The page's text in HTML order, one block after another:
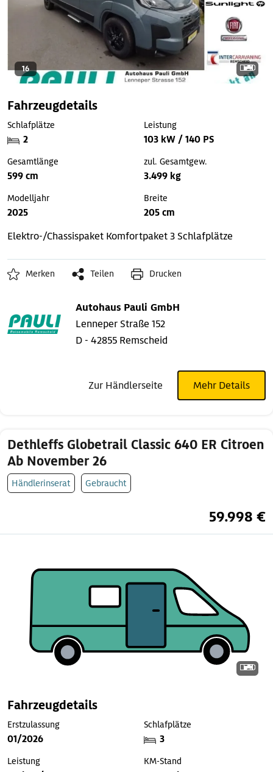
16
Fahrzeugdetails
Schlafplätze
2
Leistung
103 kW / 140 PS
Gesamtlänge
599 cm
zul. Gesamtgew.
3.499 kg
Modelljahr
2025
Breite
205 cm
Elektro-/Chassispaket Komfortpaket3 Schlafplätze
Merken Teilen Drucken
Autohaus Pauli GmbH
Lenneper Straße 152
D - 42855 Remscheid
Zur Händlerseite Mehr Details
Dethleffs Globetrail Classic 640 ER Citroen
Ab November 26
Händlerinserat Gebraucht
59.998 €
Fahrzeugdetails
Erstzulassung
01/2026
Schlafplätze
3
Leistung KM-Stand